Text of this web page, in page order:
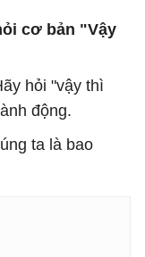
cơ bản "Vậy
hỏi "vậy thì
động.
ta là bao